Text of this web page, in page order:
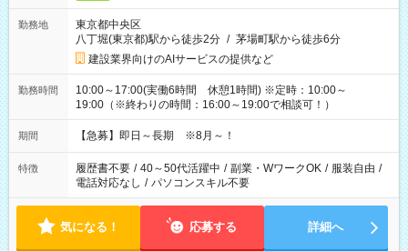
勤務地
東京都中央区
八丁堀(東京都)駅から徒歩2分 / 茅場町駅から徒歩6分
建設業界向けのAIサービスの提供など
勤務時間
10:00～17:00(実働6時間 休憩1時間) ※定時：10:00～
19:00（※終わりの時間：16:00～19:00で相談可！）
期間 【急募】即日～長期 ※8月～！
特徴 履歴書不要 / 40～50代活躍中 / 副業・WワークOK / 服装自由 /
電話対応なし / パソコンスキル不要
気になる！ 応募する 詳細へ